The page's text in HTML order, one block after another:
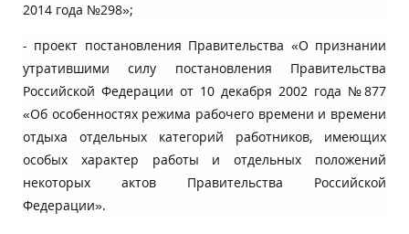
2014 года №298»;
- проект постановления Правительства «О признании
утратившими силу постановления Правительства
Российской Федерации от 10 декабря 2002 года №877
«Об особенностях режима рабочего времени и времени
отдыха отдельных категорий работников, имеющих
особых характер работы и отдельных положений
некоторых актов Правительства Российской
Федерации».